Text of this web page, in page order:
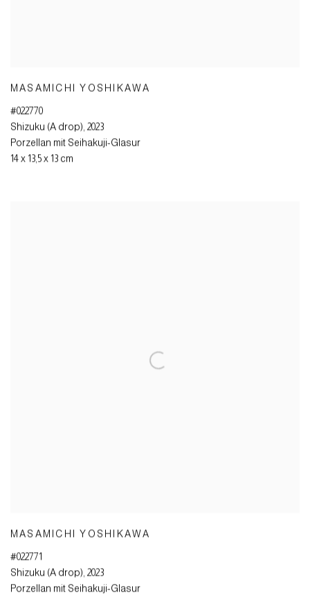
MASAMICHI YOSHIKAWA
#022770
Shizuku (A drop), 2023
Porzellan mit Seihakuji-Glasur
14 x 13,5 x 13 cm
MASAMICHI YOSHIKAWA
#022771
Shizuku (A drop), 2023
Porzellan mit Seihakuji-Glasur